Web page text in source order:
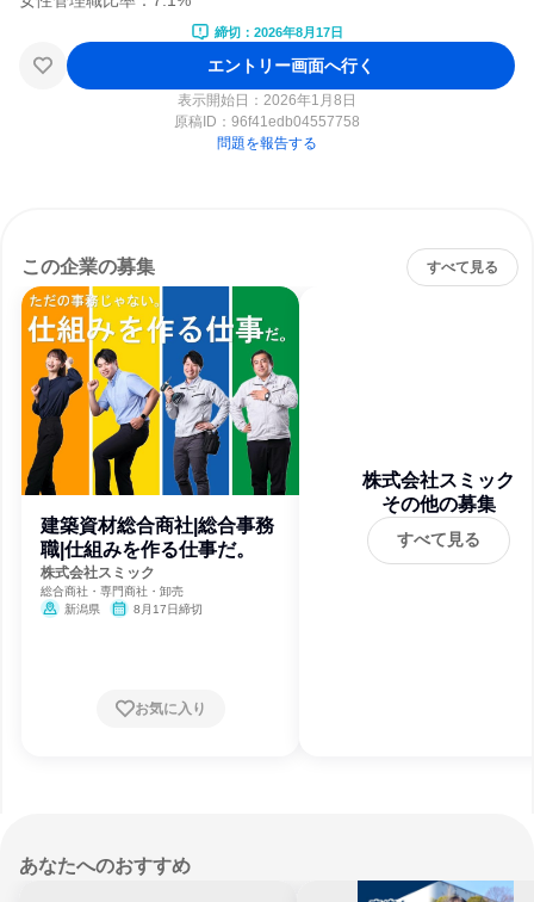
締切：2026年8月17日
エントリー画面へ行く
表示開始日：2026年1月8日
原稿ID： 96f41edb04557758
問題を報告する
この企業の募集 すべて見る
建築資材総合商社|総合事務
職|仕組みを作る仕事だ。
株式会社スミック
総合商社・専門商社・卸売
新潟県
8月17日締切
お気に入り
株式会社スミック
その他の募集
すべて見る
あなたへのおすすめ